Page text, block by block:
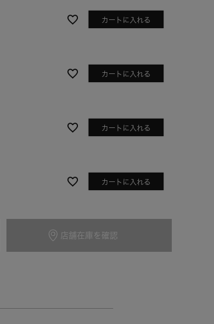
カートに入れる
カートに入れる
カートに入れる
カートに入れる
カートに入れる
店舗在庫を確認